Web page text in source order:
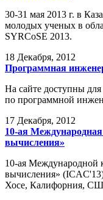
30-31 мая 2013 г. в
молодых ученых в
SYRCoSE 2013.
18 Декабря, 2012
Программная
На сайте доступны
по программной
17 Декабря, 2012
10-ая
вычисления»
10-ая Международной
вычисления»
Хосе, Калифорния,